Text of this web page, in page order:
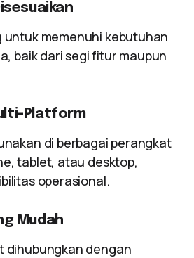
untuk memenuhi kebutuhan
baik dari segi fitur maupun
Platform
di berbagai perangkat
tablet, atau desktop,
operasional.
Mudah
dihubungkan dengan